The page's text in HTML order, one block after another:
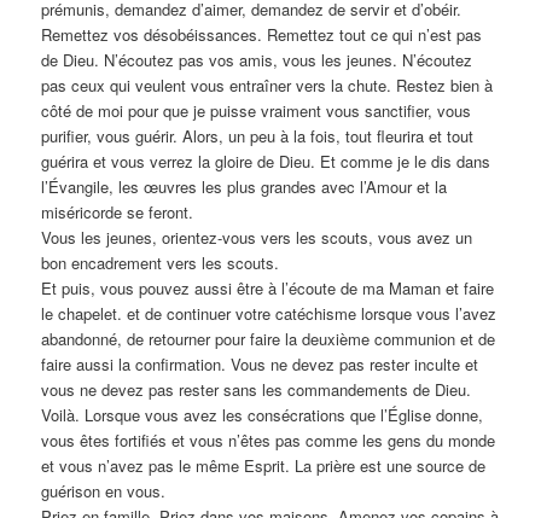
prémunis, demandez d’aimer, demandez de servir et d’obéir.
Remettez vos désobéissances. Remettez tout ce qui n’est pas
de Dieu. N’écoutez pas vos amis, vous les jeunes. N’écoutez
pas ceux qui veulent vous entraîner vers la chute. Restez bien à
côté de moi pour que je puisse vraiment vous sanctifier, vous
purifier, vous guérir. Alors, un peu à la fois, tout fleurira et tout
guérira et vous verrez la gloire de Dieu. Et comme je le dis dans
l’Évangile, les œuvres les plus grandes avec l’Amour et la
miséricorde se feront.
Vous les jeunes, orientez-vous vers les scouts, vous avez un
bon encadrement vers les scouts.
Et puis, vous pouvez aussi être à l’écoute de ma Maman et faire
le chapelet. et de continuer votre catéchisme lorsque vous l’avez
abandonné, de retourner pour faire la deuxième communion et de
faire aussi la confirmation. Vous ne devez pas rester inculte et
vous ne devez pas rester sans les commandements de Dieu.
Voilà. Lorsque vous avez les consécrations que l’Église donne,
vous êtes fortifiés et vous n’êtes pas comme les gens du monde
et vous n’avez pas le même Esprit. La prière est une source de
guérison en vous.